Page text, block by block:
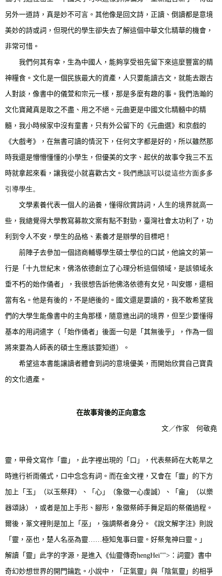
另外一道詩，真是妙不可言。其他像是回文詩，正讀、倒讀都是意境
美妙的詩或詞，但現代的學生卻失去了解這個中華文化精華的機會，
非常可惜。
我們何其有幸，生為中國人，能夠享受祖先留下來這麼豐富的精
神糧食。文化是一個民族最大的資產，人只要能讀古文，就能去跟古
人對談，像書中的儀萱和宗元一樣，那是多麼有趣的事。我們浩瀚的
文化寶藏真是取之不盡、用之不絕。元曲更是中國文化精髓中的精
髓，我小時候家中沒有童書，只有外公留下的《元曲選》和京戲的
《大戲考》，在無書可讀的情況下，任何文字都是好的，所以雖然那
時我還是懵懵懂懂的小學生，但優美的文字、起伏的故事令我三不五
時就拿起來看，讓我從小就喜歡古文。 我們應該可以從這些方面多多
引導學生。
文學素養代表一個人的涵養，懂得欣賞詩詞，人生的境界就高一
些，我總覺得大學教寫募款文案有點不對勁，臺灣社會太功利了，功
利到令人不安，學生的品格、素養才是辦學的目標吧！
前陣子去參加一個諮商輔導學生碩士學位的口試，他論文的第一
行是「十九世紀末，佛洛依德創立了心理分析這個領域，是該領域永
垂不朽的始作俑者」，我很想告訴他佛洛依德有女兒，叫安娜，還相
當有名。他是有後的，不是絕後的。國文還是要讀的，我不敢希望我
們的大學生能像書中的主角那樣，隨意進出詞的境界，但至少要懂得
基本的用詞遣字（「始作俑者」後面一句是「其無後乎」，作為一個
將來要為人師表的碩士生應該要知道）。
希望這本書能讓讀者體會到詞的意境優美，而開始欣賞自己寶貴
的文化遺產。
在故事背後的正向意念
文／作家 何敬堯
靈，甲骨文寫作「霝」，此字裡出現的「口」，代表祭師在大乾旱之
時進行祈雨儀式，口中念念有詞。而在金文裡，又會在「霝」的下方
加上「玉」（以玉祭拜）、「心」（象徵一心虔誠）、「龠」（以樂
器頌詠），或者是加上手形、腳形，象徵祭師手舞足蹈的祭儀過程。
爾後，篆文裡則是加上「巫」，強調祭者身分。《說文解字注》則說
「靈，巫也，楚人名巫為靈……極知鬼事曰靈。好祭鬼神曰靈。」
解讀「靈」此字的字源，是進入《仙靈傳奇hengHei"">：詞靈》書中
奇幻妙想世界的開門鑰匙。小說中，「正氣靈」與「陰氣靈」的相爭